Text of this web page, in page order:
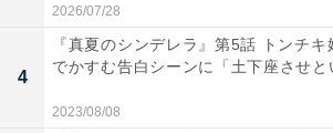
＞柿澤さんも公式で“実朝の最期”をツ
それまで、正直自分は向いていないし
いのに“鎌倉殿”にならなくてはならず
2026/07/28
4
『真夏のシンデレラ』第5話 トンチキ
でかすむ告白シーンに「土下座させと
2023/08/08